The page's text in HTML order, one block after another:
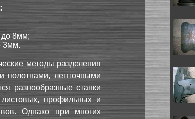
до 8мм;
3мм.
методы разделения
полотнами, ленточными
разнообразные станки
профильных и
Однако при многих